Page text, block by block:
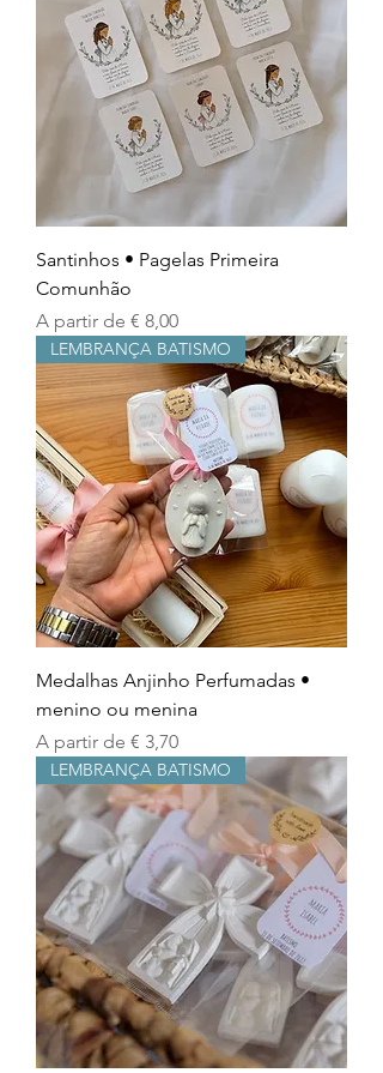
Santinhos • Pagelas Primeira
Comunhão
A partir de € 8,00
Preço promocional
LEMBRANÇA BATISMO
Medalhas Anjinho Perfumadas •
menino ou menina
A partir de € 3,70
Preço promocional
LEMBRANÇA BATISMO